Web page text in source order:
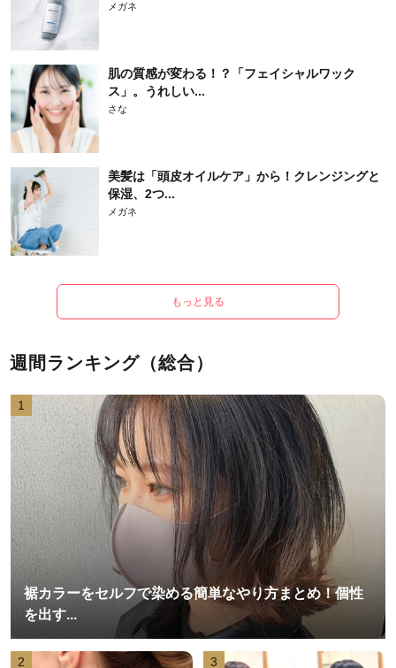
メガネ
肌の質感が変わる！？「フェイシャルワック
ス」。うれしい...
さな
美髪は「頭皮オイルケア」から！クレンジングと
保湿、2つ...
メガネ
もっと見る
週間ランキング（総合）
1
裾カラーをセルフで染める簡単なやり方まとめ！個性
を出す...
2 3